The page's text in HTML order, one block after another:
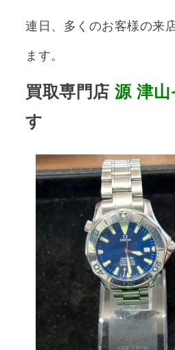
連日、多くのお客様の来
ます。
買取専門店 源 津山
す